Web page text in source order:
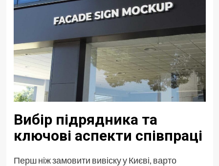
Вибір підрядника та
ключові аспекти співпраці
Перш ніж замовити вивіску у Києві, варто